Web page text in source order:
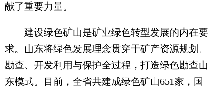
献了重要力量。
建设绿色矿山是矿业绿色转型发展的内在要
求。山东将绿色发展理念贯穿于矿产资源规划、
勘查、开发利用与保护全过程，打造绿色勘查山
东模式。目前，全省共建成绿色矿山651家，国